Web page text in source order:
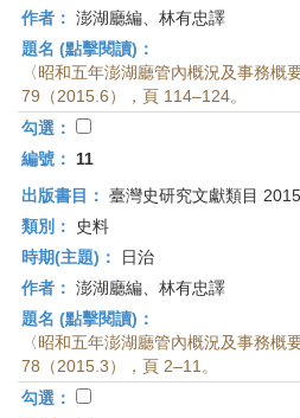
作者： 澎湖廳編、林有忠譯
題名 (點擊閱讀)：
〈昭和五年澎湖廳管內概況及事務概
79（2015.6），頁 114–124。
勾選：
編號：
11
出版書目： 臺灣史研究文獻類目
類別：
史料
時期(主題)：
日治
作者： 澎湖廳編、林有忠譯
題名 (點擊閱讀)：
〈昭和五年澎湖廳管內概況及事務概
78（2015.3），頁 2–11。
勾選：